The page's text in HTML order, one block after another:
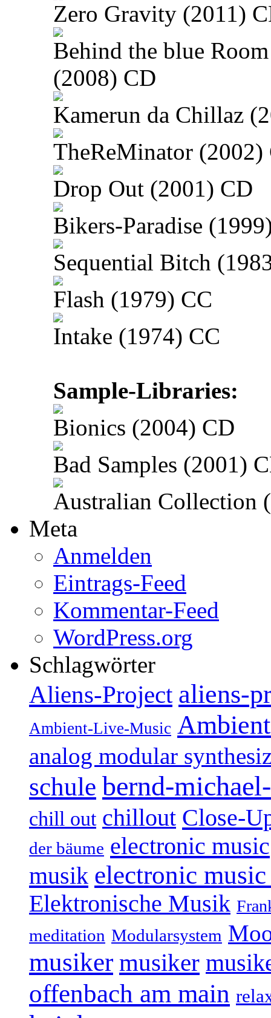
Zero Gravity (2011)
Behind the blue Room
(2008) CD
Kamerun da Chillaz
TheReMinator (2002)
Drop Out (2001) CD
Bikers-Paradise
Sequential Bitch
Flash (1979) CC
Intake (1974) CC
Sample-Libraries:
Bionics (2004) CD
Bad Samples (2001)
Australian Collection
Meta
Anmelden
Eintrags-Feed
Kommentar-Feed
WordPress.org
Schlagwörter
Aliens-Project aliens-
Ambient-Live-Music
analog modular
schule bernd-
chill out chillout Close-
der bäume electronic music
musik electronic
Elektronische Musik
meditation Modularsystem
musiker musiker
offenbach am main